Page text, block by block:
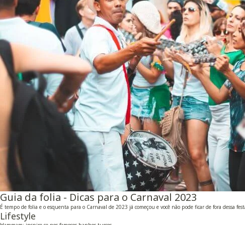
Guia da folia - Dicas para o Carnaval 2023
É tempo de folia e o esquenta para o Carnaval de 2023 já começou e você não pode ficar de fora dessa
Lifestyle